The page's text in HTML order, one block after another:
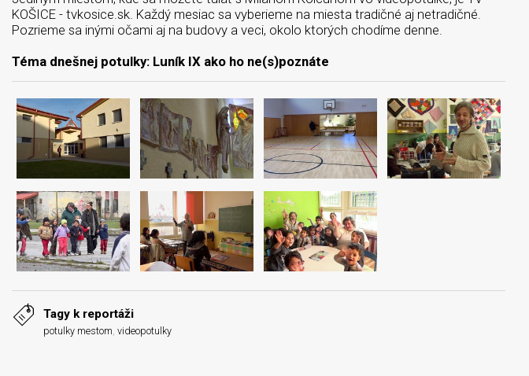
KOŠICE - tvkosice.sk. Každý mesiac sa vyberieme na miesta tradičné aj netradičné.
Pozrieme sa inými očami aj na budovy a veci, okolo ktorých chodíme denne.
Téma dnešnej potulky: Luník IX ako ho ne(s)poznáte
Tagy k reportáži
potulky mestom, videopotulky